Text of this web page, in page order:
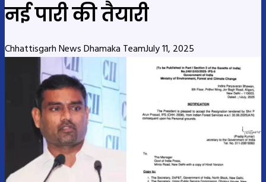
नई पारी की तैयारी
Chhattisgarh News Dhamaka TeamJuly 11, 2025